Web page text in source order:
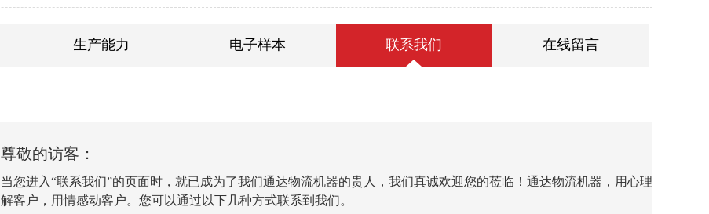
生产能力 电子样本 联系我们 在线留言
尊敬的访客：
当您进入“联系我们”的页面时，就已成为了我们通达物流机器的贵人，我们真诚欢迎您的莅临！通达物流机器，用心理
解客户，用情感动客户。您可以通过以下几种方式联系到我们。